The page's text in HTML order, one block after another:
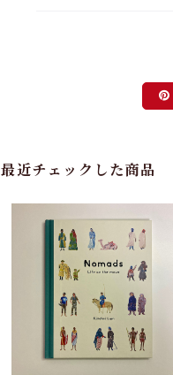
最近チェックした商品